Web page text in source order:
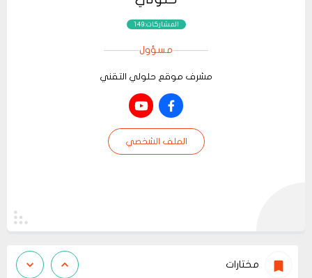
المشاركات:149
مسؤول
مشرف موقع حلولي التقني
الملف الشخصي
مختارات